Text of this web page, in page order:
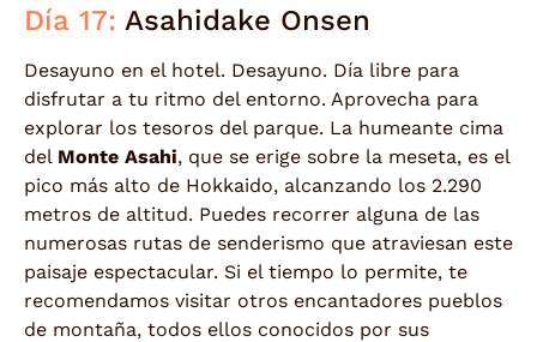
Día 17: Asahidake Onsen
Desayuno en el hotel. Desayuno. Día libre para
disfrutar a tu ritmo del entorno. Aprovecha para
explorar los tesoros del parque. La humeante cima
del Monte Asahi, que se erige sobre la meseta, es el
pico más alto de Hokkaido, alcanzando los 2.290
metros de altitud. Puedes recorrer alguna de las
numerosas rutas de senderismo que atraviesan este
paisaje espectacular. Si el tiempo lo permite, te
recomendamos visitar otros encantadores pueblos
de montaña, todos ellos conocidos por sus